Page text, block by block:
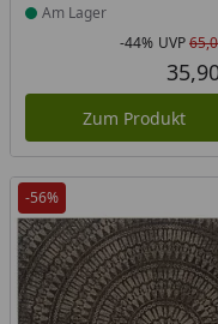
Am Lager
-44% UVP
Zum Produkt
-56%